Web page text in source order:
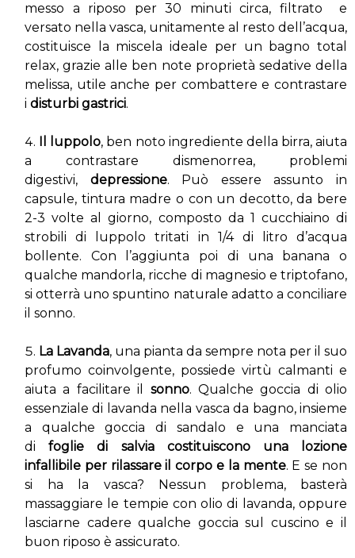
messo a riposo per 30 minuti circa, filtrato e
versato nella vasca, unitamente al resto dell’acqua,
costituisce la miscela ideale per un bagno total
relax, grazie alle ben note proprietà sedative della
melissa, utile anche per combattere e contrastare
i disturbi gastrici.
Il l uppolo, ben noto ingrediente della birra, aiuta
a contrastare dismenorrea, problemi
digestivi, depressione. Può essere assunto in
capsule, tintura madre o con un decotto, da bere
2-3 volte al giorno, composto da 1 cucchiaino di
strobili di luppolo tritati in 1/4 di litro d’acqua
bollente. Con l’aggiunta poi di una banana o
qualche mandorla, ricche di magnesio e triptofano,
si otterrà uno spuntino naturale adatto a conciliare
il sonno.
La Lavanda, una pianta da sempre nota per il suo
profumo coinvolgente, possiede virtù calmanti e
aiuta a facilitare il sonno. Qualche goccia di olio
essenziale di lavanda nella vasca da bagno, insieme
a qualche goccia di sandalo e una manciata
difoglie di salvia costituiscono una lozione
infallibile per rilassare il corpo e la mente. E se non
si ha la vasca? Nessun problema, basterà
massaggiare le tempie con olio di lavanda, oppure
lasciarne cadere qualche goccia sul cuscino e il
buon riposo è assicurato.